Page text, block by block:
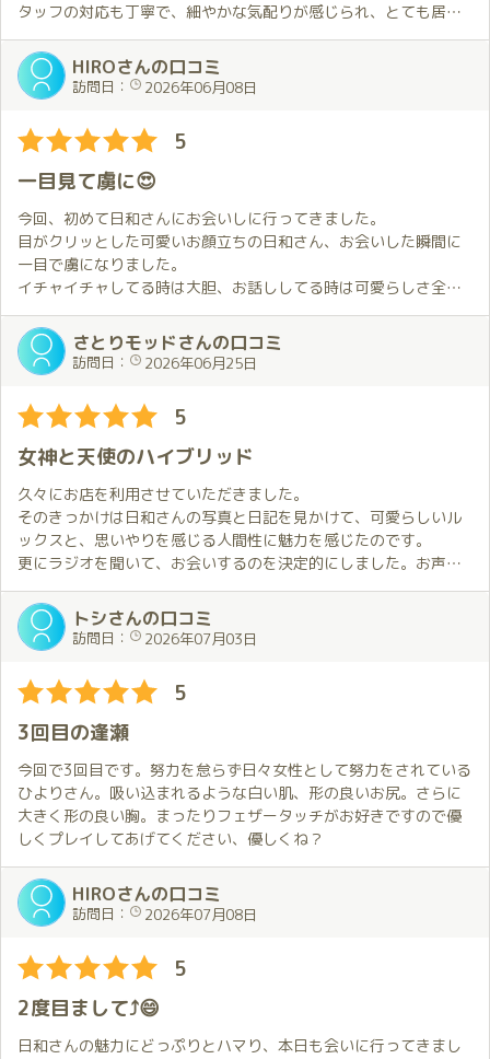
タッフの対応も丁寧で、細やかな気配りが感じられ、とても居心
地が良い空間でした。
日和ちゃんも魅力的で、笑顔や接し方が自然で安心感がありまし
た。会話の距離感も絶妙で、無理に盛り上げるのではなく、こち
らのペースに合わせてくれるのが印象的です。サービスのクオリ
ティも高く、細部までしっかりと行き届いており、終始満足感の
ある時間を過ごせました。
これまで毎回安定したクオリティを保っている点も大きな魅力だ
と感じます。。
今回も心身ともにリフレッシュでき、大変満足しています。また
再訪したいと思います。
HIROさんの口コミ
訪問日： 2026年06月08日
5
一目見て虜に😍
今回、初めて日和さんにお会いしに行ってきました。
目がクリッとした可愛いお顔立ちの日和さん、お会いした瞬間に
一目で虜になりました。
イチャイチャしてる時は大胆、お話ししてる時は可愛らしさ全
開、可愛いのにナイスバディそんな日和さんに終始メロメロでし
た。
それにしても時間が経つの早かったなぁ…
もっと一緒に居たかったって思わせる、そんな子です🥰
笑顔がかわいい日和さん、またすぐにでも会いたくなっちゃいま
す。
ひよちゃん、また会いに行くからね〜👋
さとりモッドさんの口コミ
訪問日： 2026年06月25日
5
女神と天使のハイブリッド
久々にお店を利用させていただきました。
そのきっかけは日和さんの写真と日記を見かけて、可愛らしいル
ックスと、思いやりを感じる人間性に魅力を感じたのです。
更にラジオを聞いて、お会いするのを決定的にしました。お声も
素敵だし、人間性も伝わりますから。
実際お会いしたら、笑顔一発でイチコロでした🤣
女神と宣う方はお見かけして、そのようなプロポーションには圧
倒されましたが、天使のような表情も併せ持っていて、更に驚
愕。
写真もお綺麗でしたが、実際に見る表情の美しさは写真には映ら
ない…
ルックスばかり褒めてますが、そのルックスも人間性から溢れ出
る美しさで。
トータルビューティー。言葉の一つ一つが温かくて、心がホカホ
カします。
部屋に案内していただいたら、ガラッと雰囲気が変わり、色気が
溢れていて、あれよあれよとリードしてもらい…
ここまで魅力持っている人っていたかなあ、と気づいたら終了し
ていて。
読書の話とか、もっとしたかったなーと個人的に未練タラタラw
読んだ本とか、もしお暇があったら日記で紹介してほしいですね
トシさんの口コミ
訪問日： 2026年07月03日
5
3回目の逢瀬
今回で3回目です。努力を怠らず日々女性として努力をされている
ひよりさん。吸い込まれるような白い肌、形の良いお尻。さらに
大きく形の良い胸。まったりフェザータッチがお好きですので優
しくプレイしてあげてください、優しくね？
HIROさんの口コミ
訪問日： 2026年07月08日
5
2度目まして⤴️😄
日和さんの魅力にどっぷりとハマり、本日も会いに行ってきまし